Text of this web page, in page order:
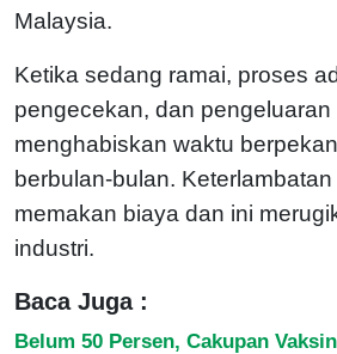
Malaysia.
Ketika sedang ramai, proses
pengecekan, dan pengeluaran
menghabiskan waktu
berbulan-bulan.
memakan biaya dan ini
industri.
Baca Juga :
Belum 50 Persen, Cakupan